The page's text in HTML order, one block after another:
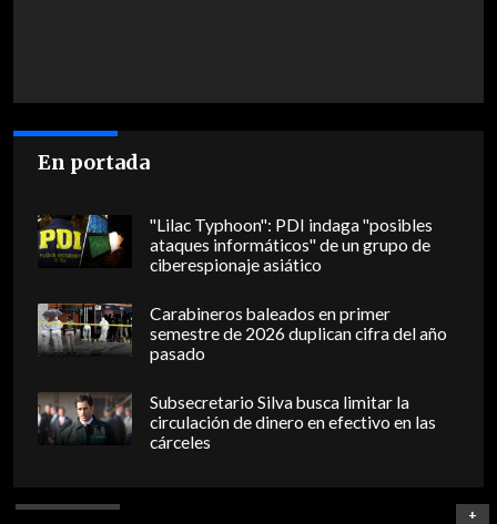
En portada
"Lilac Typhoon": PDI indaga "posibles
ataques informáticos" de un grupo de
ciberespionaje asiático
Carabineros baleados en primer
semestre de 2026 duplican cifra del año
pasado
Subsecretario Silva busca limitar la
circulación de dinero en efectivo en las
cárceles
+